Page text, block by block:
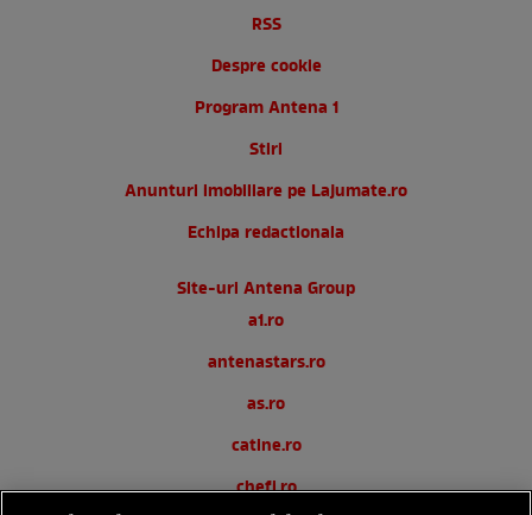
RSS
Despre cookie
Program Antena 1
Stiri
Anunturi imobiliare pe Lajumate.ro
Echipa redactionala
Site-uri Antena Group
a1.ro
antenastars.ro
as.ro
catine.ro
chefi.ro